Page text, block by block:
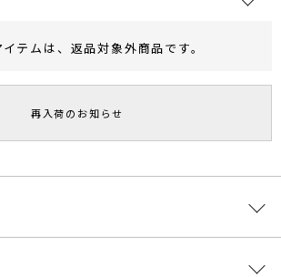
旧 MS PASSPORTポイント
85ポイント獲得
ポイントについて
テムは、 返品対象外商品です。
再入荷のお知らせ
ッフルディティールが女性らしい印象のマーメ